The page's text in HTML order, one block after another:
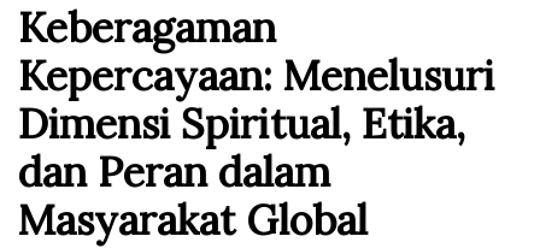
Keberagaman
Kepercayaan: Menelusuri
Dimensi Spiritual, Etika,
dan Peran dalam
Masyarakat Global